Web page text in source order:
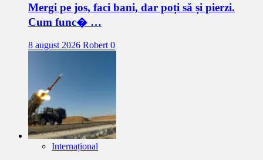
Mergi pe jos, faci bani, dar poți să și pierzi.
Cum func� …
8 august 2026 Robert 0
Internațional